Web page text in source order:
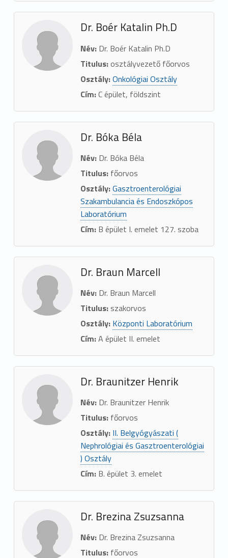
Dr. Boér Katalin Ph.D
Név:Dr. Boér Katalin Ph.D
Titulus:osztályvezető főorvos
Osztály:Onkológiai Osztály
Cím:C épület, földszint
Dr. Bóka Béla
Név:Dr. Bóka Béla
Titulus:főorvos
Osztály:Gasztroenterológiai
Szakambulancia és Endoszkópos
Laboratórium
Cím:B épület I. emelet 127. szoba
Dr. Braun Marcell
Név:Dr. Braun Marcell
Titulus:szakorvos
Osztály: Központi Laboratórium
Cím:A épület II. emelet
Dr. Braunitzer Henrik
Név:Dr. Braunitzer Henrik
Titulus:főorvos
Osztály: II. Belgyógyászati (
Nephrológiai és Gasztroenterológiai
) Osztály
Cím:B. épület 3. emelet
Dr. Brezina Zsuzsanna
Név:Dr. Brezina Zsuzsanna
Titulus:főorvos